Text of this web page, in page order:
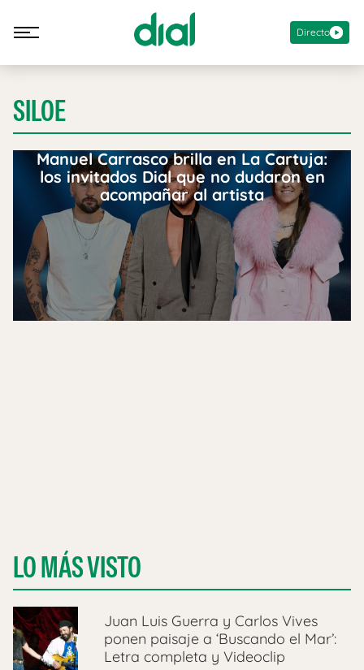
Directo
SILOE
Manuel Carrasco brilla en La Cartuja:
los invitados Dial que no dudaron en
acompañar al artista
LO MÁS VISTO
Juan Luis Guerra y Carlos Vives
ponen paisaje a ‘Buscando el Mar’:
Letra completa y Videoclip